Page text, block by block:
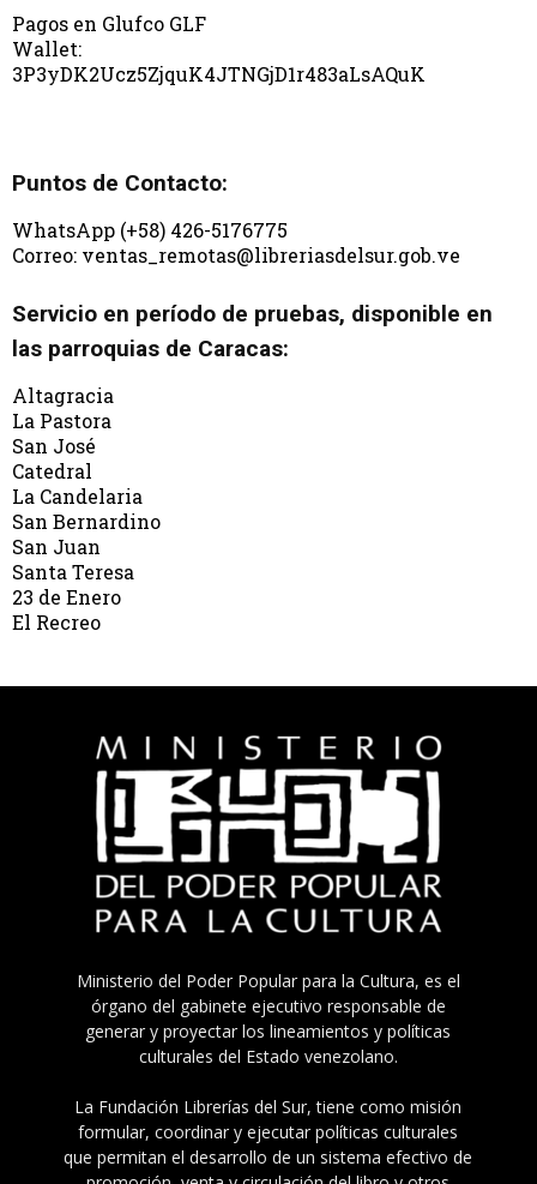
Pagos en Glufco GLF
Wallet:
3P3yDK2Ucz5ZjquK4JTNGjD1r483aLsAQuK
Puntos de Contacto:
WhatsApp (+58) 426-5176775
Correo: ventas_remotas@libreriasdelsur.gob.ve
Servicio en período de pruebas, disponible en
las parroquias de Caracas:
Altagracia
La Pastora
San José
Catedral
La Candelaria
San Bernardino
San Juan
Santa Teresa
23 de Enero
El Recreo
Ministerio del Poder Popular para la Cultura, es el
órgano del gabinete ejecutivo responsable de
generar y proyectar los lineamientos y políticas
culturales del Estado venezolano.
La Fundación Librerías del Sur, tiene como misión
formular, coordinar y ejecutar políticas culturales
que permitan el desarrollo de un sistema efectivo de